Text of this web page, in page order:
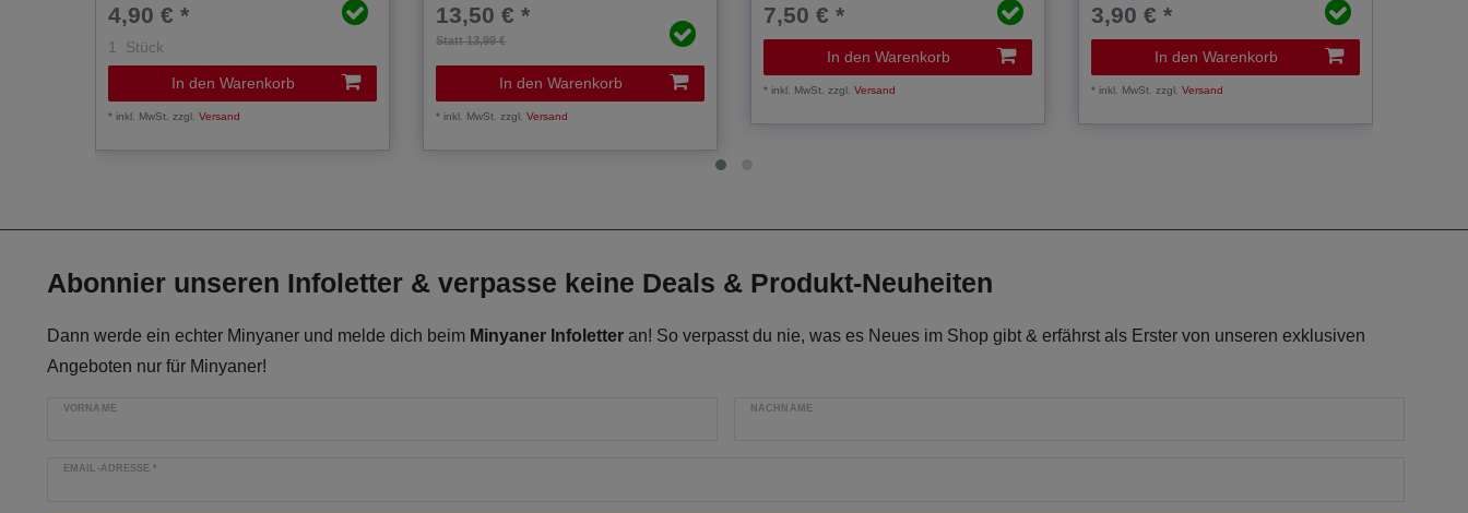
4,90 € *
1 Stück
In den Warenkorb
*inkl. MwSt. zzgl.Versand
Statt 13,99 €
13,50 € *
In den Warenkorb
*inkl. MwSt. zzgl.Versand
7,50 € *
In den Warenkorb
*inkl. MwSt. zzgl.Versand
3,90 € *
In den Warenkorb
*inkl. MwSt. zzgl.Versand
Abonnier unseren Infoletter & verpasse keine Deals & Produkt-Neuheiten
Dann werde ein echter Minyaner und melde dich beim Minyaner Infoletter an! So verpasst du nie, was es Neues im Shop gibt & erfährst als Erster von unseren exklusiven
Angeboten nur für Minyaner!
VORNAME NACHNAME
EMAIL-ADRESSE*